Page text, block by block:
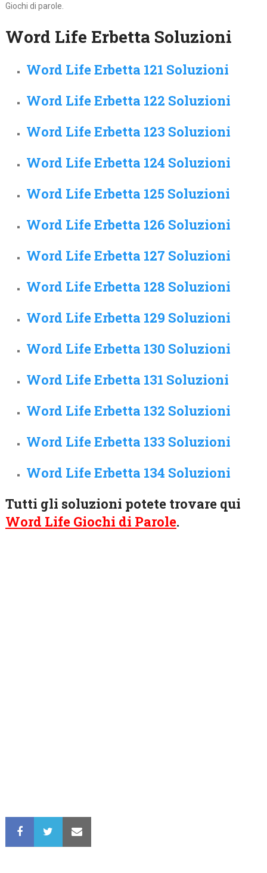
Giochi di parole.
Word Life Erbetta Soluzioni
Word Life Erbetta 121 Soluzioni
Word Life Erbetta 122 Soluzioni
Word Life Erbetta 123 Soluzioni
Word Life Erbetta 124 Soluzioni
Word Life Erbetta 125 Soluzioni
Word Life Erbetta 126 Soluzioni
Word Life Erbetta 127 Soluzioni
Word Life Erbetta 128 Soluzioni
Word Life Erbetta 129 Soluzioni
Word Life Erbetta 130 Soluzioni
Word Life Erbetta 131 Soluzioni
Word Life Erbetta 132 Soluzioni
Word Life Erbetta 133 Soluzioni
Word Life Erbetta 134 Soluzioni
Tutti gli soluzioni potete trovare qui
Word Life Giochi di Parole.